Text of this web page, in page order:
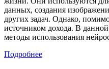
данных, создания
других задач. Однако,
источником дохода. В
методы использования
Подробнее